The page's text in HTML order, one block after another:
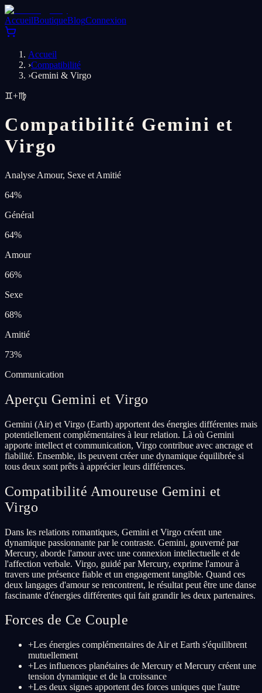
AccueilBoutiqueBlogConnexion
Accueil
›Compatibilité
›Gemini & Virgo
♊+♍
Compatibilité Gemini et
Virgo
Analyse Amour, Sexe et Amitié
64%
Général
64%
Amour
66%
Sexe
68%
Amitié
73%
Communication
Aperçu Gemini et Virgo
Gemini (Air) et Virgo (Earth) apportent des énergies différentes mais
potentiellement complémentaires à leur relation. Là où Gemini
apporte intellect et communication, Virgo contribue avec ancrage et
fiabilité. Ensemble, ils peuvent créer une dynamique équilibrée si
tous deux sont prêts à apprécier leurs différences.
Compatibilité Amoureuse Gemini et
Virgo
Dans les relations romantiques, Gemini et Virgo créent une
dynamique passionnante par le contraste. Gemini, gouverné par
Mercury, aborde l'amour avec une connexion intellectuelle et de
l'affection verbale. Virgo, guidé par Mercury, exprime l'amour à
travers une présence fiable et un engagement tangible. Quand ces
deux langages d'amour se rencontrent, le résultat peut être une danse
fascinante d'énergies différentes qui fait grandir les deux partenaires.
Forces de Ce Couple
+Les énergies complémentaires de Air et Earth s'équilibrent
mutuellement
+Les influences planétaires de Mercury et Mercury créent une
tension dynamique et de la croissance
+Les deux signes apportent des forces uniques que l'autre